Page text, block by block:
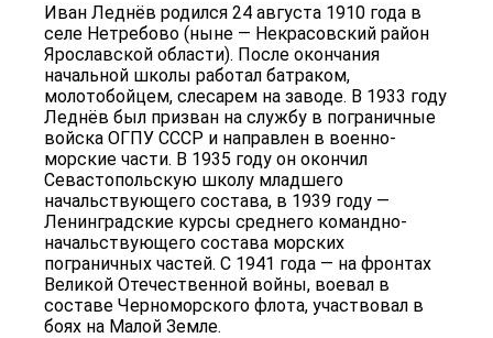
Иван Леднёв родился 24 августа 1910 года в
селе Нетребово (ныне — Некрасовский район
Ярославской области). После окончания
начальной школы работал батраком,
молотобойцем, слесарем на заводе. В 1933 году
Леднёв был призван на службу в пограничные
войска ОГПУ СССР и направлен в военно-
морские части. В 1935 году он окончил
Севастопольскую школу младшего
начальствующего состава, в 1939 году —
Ленинградские курсы среднего командно-
начальствующего состава морских
пограничных частей. С 1941 года — на фронтах
Великой Отечественной войны, воевал в
составе Черноморского флота, участвовал в
боях на Малой Земле.